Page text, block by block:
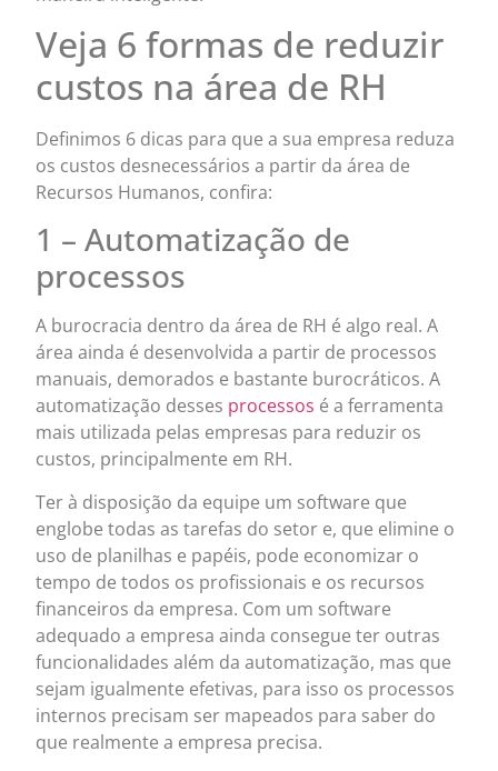
Veja 6 formas de reduzir
custos na área de RH
Definimos 6 dicas para que a sua empresa reduza
os custos desnecessários a partir da área de
Recursos Humanos, confira:
1 – Automatização de
processos
A burocracia dentro da área de RH é algo real. A
área ainda é desenvolvida a partir de processos
manuais, demorados e bastante burocráticos. A
automatização desses processos é a ferramenta
mais utilizada pelas empresas para reduzir os
custos, principalmente em RH.
Ter à disposição da equipe um software que
englobe todas as tarefas do setor e, que elimine o
uso de planilhas e papéis, pode economizar o
tempo de todos os profissionais e os recursos
financeiros da empresa. Com um software
adequado a empresa ainda consegue ter outras
funcionalidades além da automatização, mas que
sejam igualmente efetivas, para isso os processos
internos precisam ser mapeados para saber do
que realmente a empresa precisa.